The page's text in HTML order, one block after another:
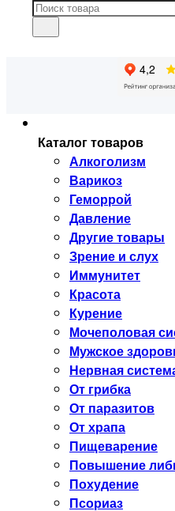
Каталог товаров
Алкоголизм
Варикоз
Геморрой
Давление
Другие товары
Зрение и слух
Иммунитет
Красота
Курение
Мочеполовая
Мужское
Нервная
От грибка
От паразитов
От храпа
Пищеварение
Повышение
Похудение
Псориаз